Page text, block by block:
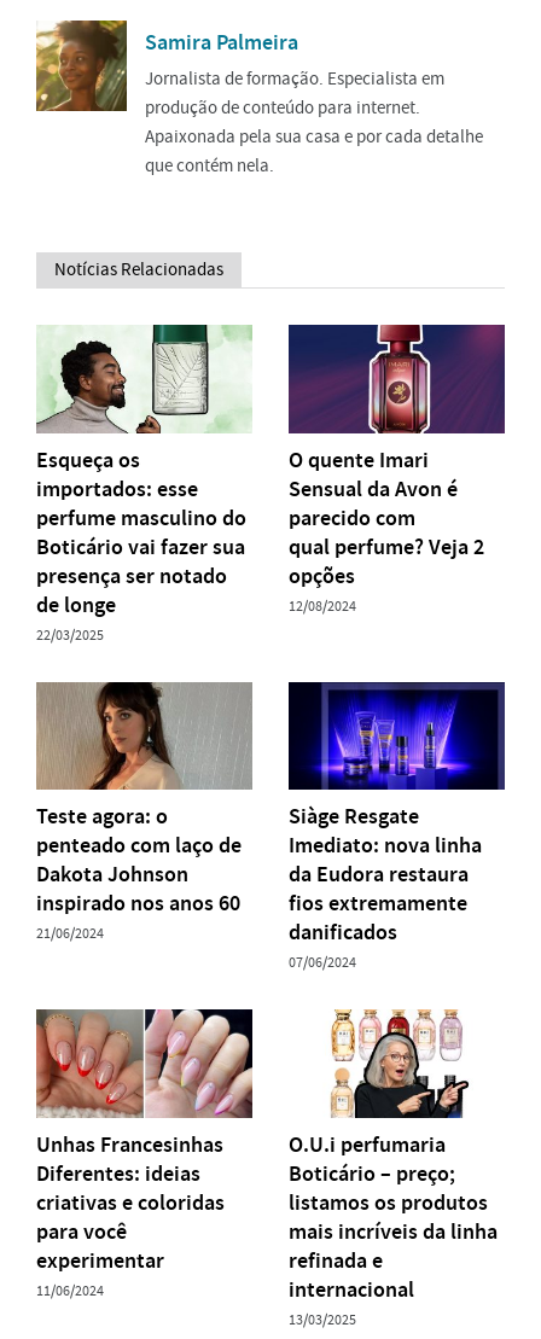
Samira Palmeira
Jornalista de formação. Especialista em
produção de conteúdo para internet.
Apaixonada pela sua casa e por cada detalhe
que contém nela.
Notícias Relacionadas
Esqueça os
importados: esse
perfume masculino do
Boticário vai fazer sua
presença ser notado
de longe
22/03/2025
O quente Imari
Sensual da Avon é
parecido com
qual perfume? Veja 2
opções
12/08/2024
Teste agora: o
penteado com laço de
Dakota Johnson
inspirado nos anos 60
21/06/2024
Siàge Resgate
Imediato: nova linha
da Eudora restaura
fios extremamente
danificados
07/06/2024
Unhas Francesinhas
Diferentes: ideias
criativas e coloridas
para você
experimentar
11/06/2024
O.U.i perfumaria
Boticário – preço;
listamos os produtos
mais incríveis da linha
refinada e
internacional
13/03/2025